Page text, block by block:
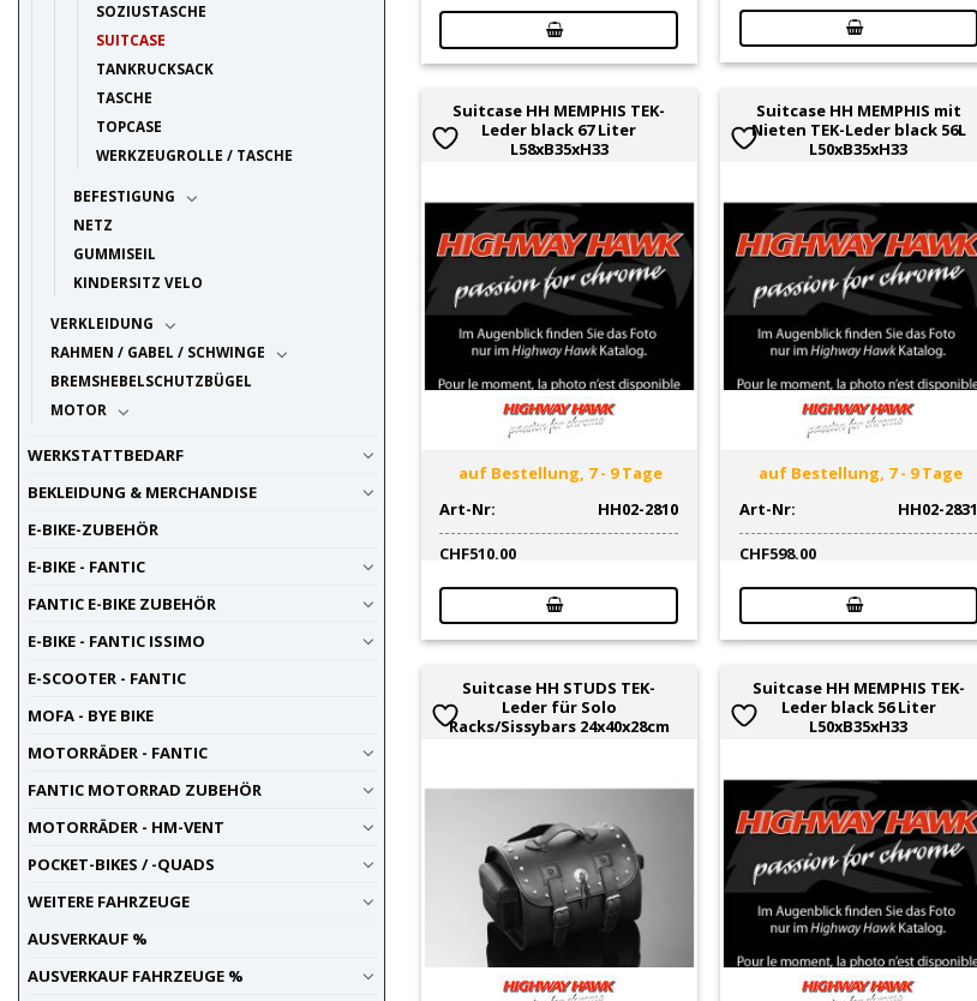
SOZIUSTASCHE
SUITCASE
TANKRUCKSACK
TASCHE
TOPCASE
WERKZEUGROLLE / TASCHE
BEFESTIGUNG
NETZ
GUMMISEIL
KINDERSITZ VELO
VERKLEIDUNG
RAHMEN / GABEL / SCHWINGE
BREMSHEBELSCHUTZBÜGEL
MOTOR
WERKSTATTBEDARF
BEKLEIDUNG & MERCHANDISE
E-BIKE-ZUBEHÖR
E-BIKE - FANTIC
FANTIC E-BIKE ZUBEHÖR
E-BIKE - FANTIC ISSIMO
E-SCOOTER - FANTIC
MOFA - BYE BIKE
MOTORRÄDER - FANTIC
FANTIC MOTORRAD ZUBEHÖR
MOTORRÄDER - HM-VENT
POCKET-BIKES / -QUADS
WEITERE FAHRZEUGE
AUSVERKAUF %
AUSVERKAUF FAHRZEUGE %
Suitcase HH MEMPHIS TEK-
Leder black 67 Liter
L58xB35xH33
auf Bestellung, 7 - 9 Tage
Art-Nr:
HH02-2810
CHF510.00
Suitcase HH MEMPHIS mit
Nieten TEK-Leder black 56L
L50xB35xH33
auf Bestellung, 7 - 9 Tage
Art-Nr:
HH02-2831
CHF598.00
Suitcase HH STUDS TEK-
Leder für Solo
Racks/Sissybars 24x40x28cm
Suitcase HH MEMPHIS TEK-
Leder black 56 Liter
L50xB35xH33